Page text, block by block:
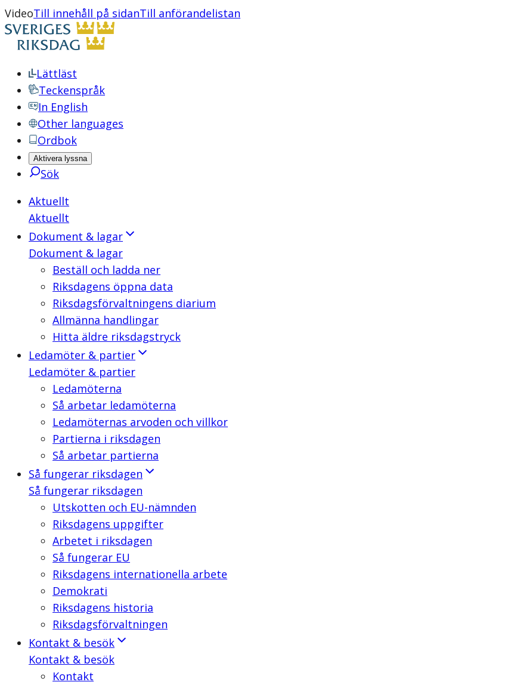
VideoTill innehåll på sidanTill anförandelistan
Lättläst
Teckenspråk
In English
Other languages
Ordbok
Aktivera lyssna
Sök
Aktuellt
Aktuellt
Dokument & lagar
Dokument & lagar
Beställ och ladda ner
Riksdagens öppna data
Riksdagsförvaltningens diarium
Allmänna handlingar
Hitta äldre riksdagstryck
Ledamöter & partier
Ledamöter & partier
Ledamöterna
Så arbetar ledamöterna
Ledamöternas arvoden och villkor
Partierna i riksdagen
Så arbetar partierna
Så fungerar riksdagen
Så fungerar riksdagen
Utskotten och EU-nämnden
Riksdagens uppgifter
Arbetet i riksdagen
Så fungerar EU
Riksdagens internationella arbete
Demokrati
Riksdagens historia
Riksdagsförvaltningen
Kontakt & besök
Kontakt & besök
Kontakt